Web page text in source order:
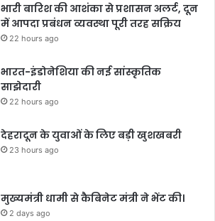
भारी बारिश की आशंका से प्रशासन अलर्ट, दून
में आपदा प्रबंधन व्यवस्था पूरी तरह सक्रिय
22 hours ago
भारत-इंडोनेशिया की नई सांस्कृतिक
साझेदारी
22 hours ago
देहरादून के युवाओं के लिए बड़ी खुशखबरी
23 hours ago
मुख्यमंत्री धामी से कैबिनेट मंत्री ने भेंट की।
2 days ago